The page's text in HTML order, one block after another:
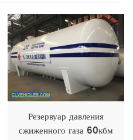
Резервуар давления
сжиженного газа 60кбм